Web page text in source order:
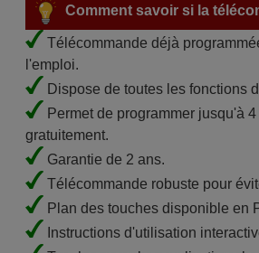
Comment savoir si la
Télécommande déjà
l'emploi.
Dispose de toutes les fonctions
Permet de programmer jusqu'à
gratuitement.
Garantie de 2 ans.
Télécommande robuste pour
Plan des touches disponible en
Instructions d'utilisation